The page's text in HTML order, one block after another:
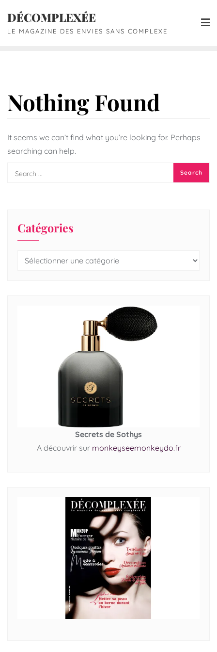
DÉCOMPLEXÉE
LE MAGAZINE DES ENVIES SANS COMPLEXE
Nothing Found
It seems we can’t find what you’re looking for. Perhaps
searching can help.
Catégories
Secrets de Sothys
A découvrir sur monkeyseemonkeydo.fr